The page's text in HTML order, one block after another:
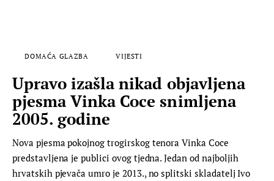
DOMAĆA GLAZBA VIJESTI
Upravo izašla nikad objavljena
pjesma Vinka Coce snimljena
2005. godine
Nova pjesma pokojnog trogirskog tenora Vinka Coce
predstavljena je publici ovog tjedna. Jedan od najboljih
hrvatskih pjevača umro je 2013., no splitski skladatelj Ivo